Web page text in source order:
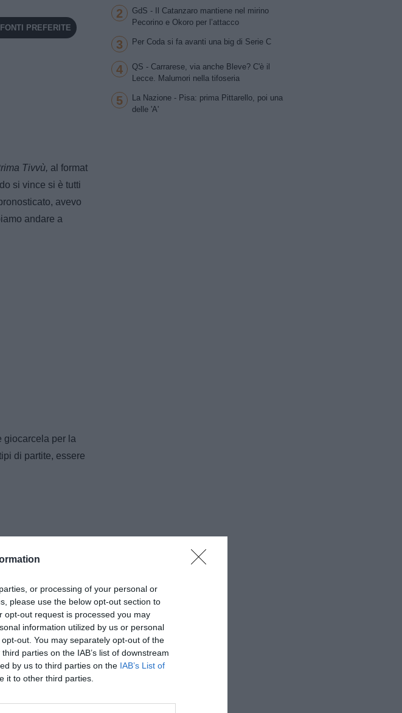
or processing of your personal or
please use the below opt-out section to
opt-out request is processed you may
information utilized by us or personal
out. You may separately opt-out of the
parties on the IAB’s list of downstream
by us to third parties on the IAB’s List of
it to other third parties.
FONTI PREFERITE
Tivvù, al format
si vince si è tutti
avevo
andare a
giocarcela per la
di partite, essere
2
GdS - Il Catanzaro mantiene nel mirino
Pecorino e Okoro per l’attacco
3 Per Coda si fa avanti una big di Serie C
4
QS - Carrarese, via anche Bleve? C'è il
Lecce. Malumori nella tifoseria
5
La Nazione - Pisa: prima Pittarello, poi una
delle 'A'